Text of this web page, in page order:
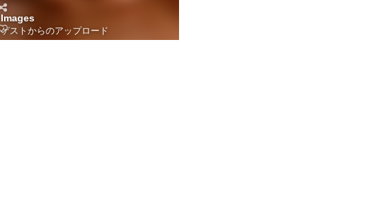
Images
ゲストからのアップロード